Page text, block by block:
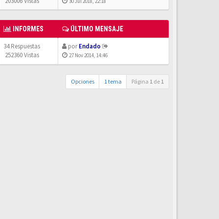
INFORMES ÚLTIMO MENSAJE
34 Respuestas
252360 Vistas
porEndado
27 Nov 2014, 14:46
Opciones 1 tema Página 1 de 1